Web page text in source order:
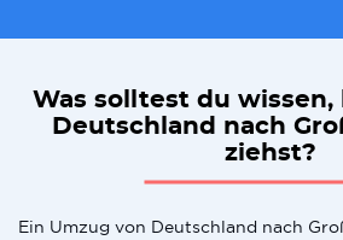
Was solltest du wissen,
Deutschland nach
ziehst?
Ein Umzug von Deutschland nach